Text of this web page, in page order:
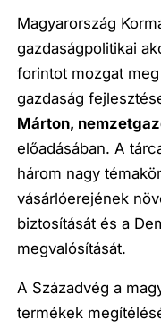
Magyarország
gazdaságpolitikai
forintot mozgat
gazdaság
Márton,
előadásában. A
három nagy
vásárlóerejének
biztosítását és a
megvalósítását.
A Századvég a
termékek